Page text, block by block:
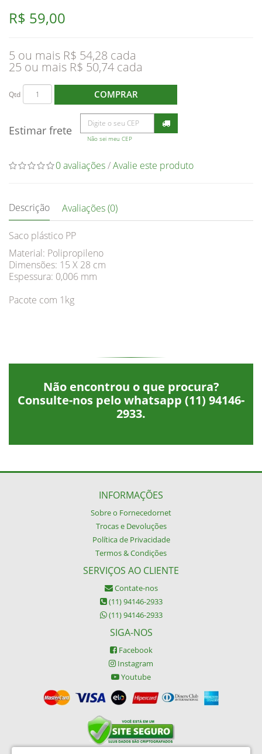
R$ 59,00
5 ou mais R$ 54,28
25 ou mais R$ 50,74
Qtd COMPRAR
Estimar frete
Não sei meu CEP
0 avaliações/Avalie este produto
Descrição Avaliações (0)
Saco plástico PP
Material: Polipropileno
Dimensões: 15 X 28 cm
Espessura: 0,006 mm
Pacote com 1kg
Não encontrou o que procura?
Consulte-nos pelo whatsapp (11) 94146-
2933.
INFORMAÇÕES
Sobre o Fornecedornet
Trocas e Devoluções
Política de Privacidade
Termos & Condições
SERVIÇOS AO CLIENTE
Contate-nos
(11) 94146-2933
(11) 94146-2933
SIGA-NOS
Facebook
Instagram
Youtube